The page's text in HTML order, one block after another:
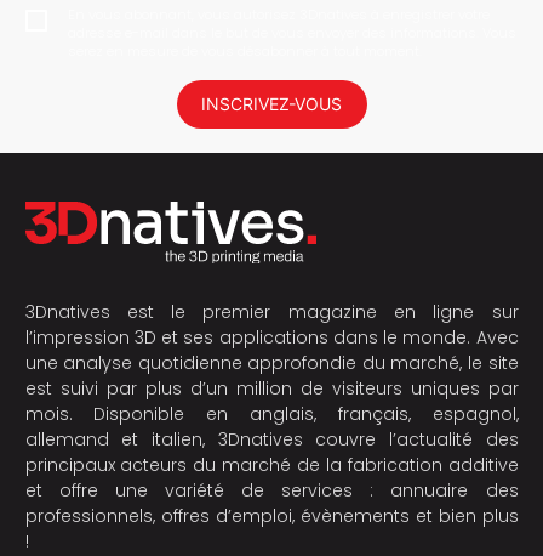
INSCRIVEZ-VOUS
3Dnatives est le premier magazine en ligne sur
l’impression 3D et ses applications dans le monde. Avec
une analyse quotidienne approfondie du marché, le site
est suivi par plus d’un million de visiteurs uniques par
mois. Disponible en anglais, français, espagnol,
allemand et italien, 3Dnatives couvre l’actualité des
principaux acteurs du marché de la fabrication additive
et offre une variété de services : annuaire des
professionnels, offres d’emploi, évènements et bien plus
!